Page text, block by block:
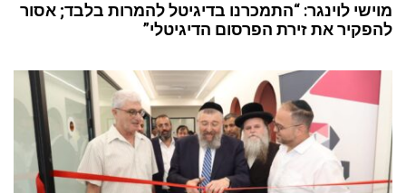
מוישי לוינגר: “התמכרנו בדיגיטל להמרות בלבד; אסור
להפקיר את זירת הפרסום הדיגיטלי”